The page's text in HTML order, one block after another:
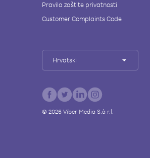
Pravila zaštite privatnosti
Customer Complaints Code
Hrvatski
© 2026Viber Media S.à r.l.